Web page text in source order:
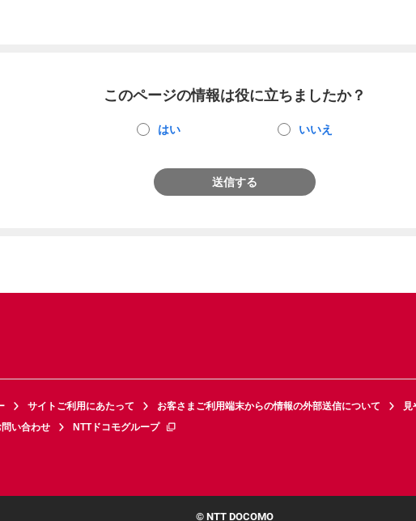
このページの情報は役に立ちましたか？
はい いいえ
送信する
サイトご利用にあたって お客さまご利用端末からの情報の外部送信について
見
問い合わせ NTTドコモグループ
© NTT DOCOMO